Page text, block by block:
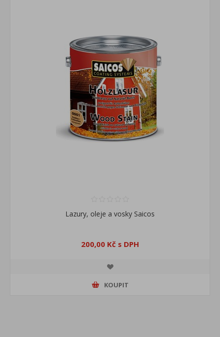
Lazury, oleje a vosky Saicos
200,00 Kč s DPH
KOUPIT